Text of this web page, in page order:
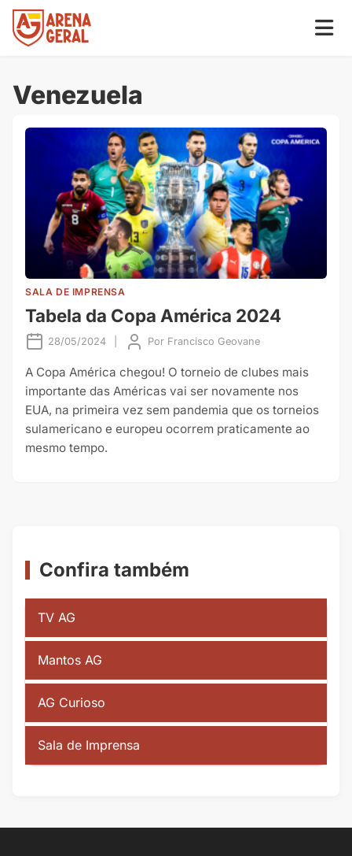
Venezuela
SALA DE IMPRENSA
Tabela da Copa América 2024
28/05/2024 Por Francisco Geovane
A Copa América chegou! O torneio de clubes mais
importante das Américas vai ser novamente nos
EUA, na primeira vez sem pandemia que os torneios
sulamericano e europeu ocorrem praticamente ao
mesmo tempo.
Confira também
TV AG
Mantos AG
AG Curioso
Sala de Imprensa